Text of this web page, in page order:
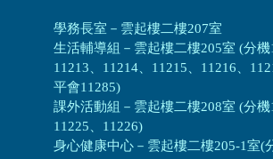
學務長室－雲起樓二樓207室
生活輔導組 － 雲起樓二樓205室 (分機
11213、11214、11215、11216、
平會11285)
課外活動組 － 雲起樓二樓208室 (分機
11225、11226)
身心健康中心 － 雲起樓二樓205-1室(